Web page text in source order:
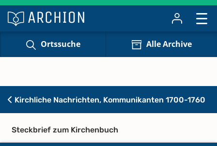
Ortssuche Alle Archive
Kirchliche Nachrichten, Kommunikanten 1700-1760
Steckbrief zum Kirchenbuch